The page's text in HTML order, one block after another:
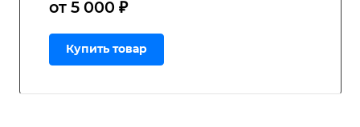
от 5 000 ₽
Купить товар